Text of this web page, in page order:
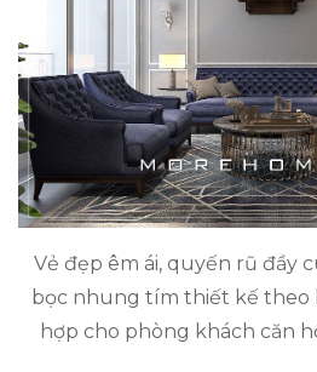
Vẻ đẹp êm ái, quyến rũ đầy
bọc nhung tím thiết kế theo
hợp cho phòng khách căn